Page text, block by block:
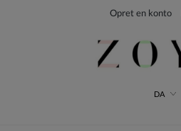
Opret en konto
DA